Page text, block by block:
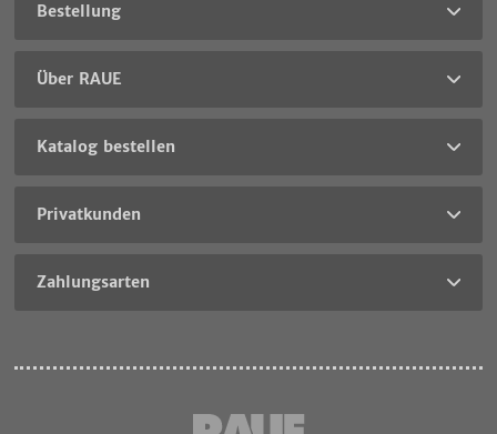
Bestellung
Über RAUE
Katalog bestellen
Privatkunden
Zahlungsarten